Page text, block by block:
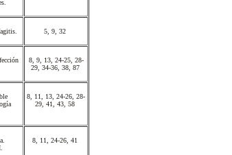
5, 9, 32
8, 9, 13, 24-25, 28-
29, 34-36, 38, 87
8, 11, 13, 24-26, 28-
29, 41, 43, 58
8, 11, 24-26, 41